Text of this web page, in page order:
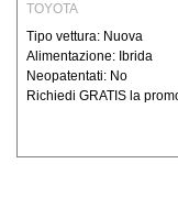
TOYOTA
Tipo vettura: Nuova
Alimentazione: Ibrida
Neopatentati: No
Richiedi GRATIS la